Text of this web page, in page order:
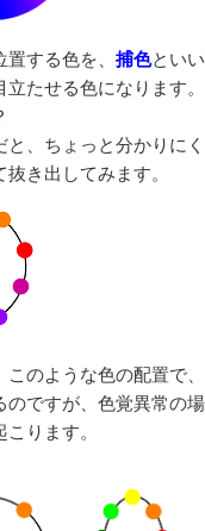
する色を、 捕色とい
立たせる色になります
と、ちょっと分かりに
き出してみます。
このような色の配置で
のですが、色覚異常の
ります。